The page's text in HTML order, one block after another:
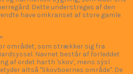
yderligere rum i tagetagen er den
ligger i flugt med facaden og er
lige under tagskægget gjort
murværk og det røde tegltag. Alt i alt
og harmonisk bygning, som leder ens
Dette understreges af den
have omkranset af store gamle